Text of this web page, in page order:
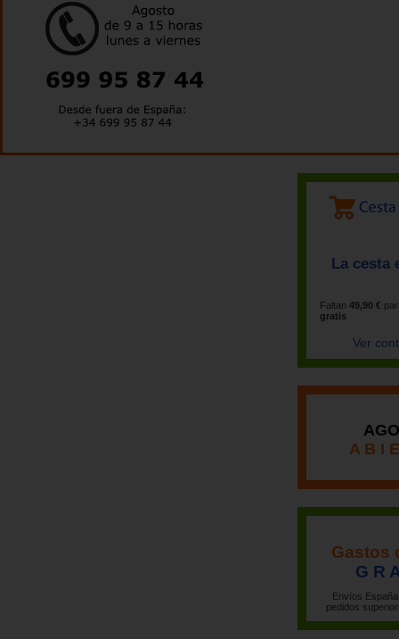
La cesta
Faltan 49,90 €
gratis
Ver
A B I
Gastos
G R
Envíos
pedidos